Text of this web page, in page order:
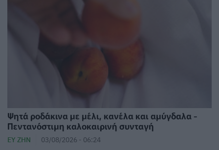
Ψητά ροδάκινα με μέλι, κανέλα και αμύγδαλα -
Πεντανόστιμη καλοκαιρινή συνταγή
ΕΥ ΖΗΝ 03/08/2026 - 06:24